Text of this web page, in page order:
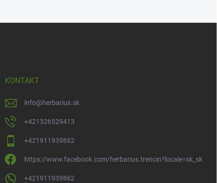
KONTAKT
info@herbarius.sk
+421326529413
+421911939862
https://www.facebook.com/herbarius.trencin?locale=sk_sk
+421911939862